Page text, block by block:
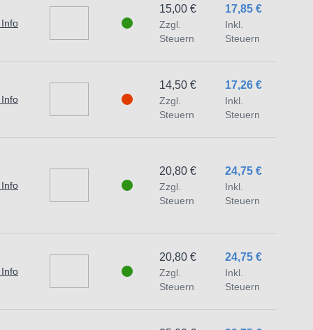
17,85 €
Inkl.
Steuern
15,00 €
Zzgl.
Steuern
17,26 €
Inkl.
Steuern
14,50 €
Zzgl.
Steuern
24,75 €
Inkl.
Steuern
20,80 €
Zzgl.
Steuern
24,75 €
Inkl.
Steuern
20,80 €
Zzgl.
Steuern